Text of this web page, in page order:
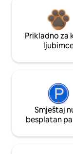
Prikladno za
Smještaj
besplatan